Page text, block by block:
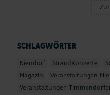
SCHLAGWÖRTER
Niendorf StrandKonzerte
Magazin
Veranstaltungen
Veranstaltungen